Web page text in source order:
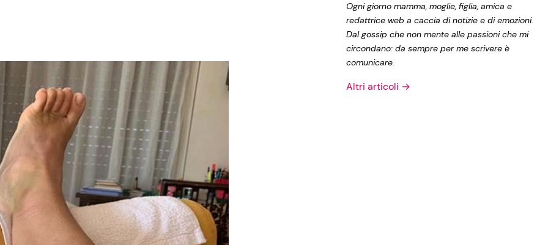
Consigli di Cucina
Dolci
Le Ricette in TV
Primi Piatti
Ricette Facili e Veloci
Ricette Feste
Ricette per Bambini
Ogni giorno mamma, moglie, figlia, amica e
redattrice web a caccia di notizie e di emozioni.
Dal gossip che non mente alle passioni che mi
circondano: da sempre per me scrivere è
comunicare.
Altri articoli →